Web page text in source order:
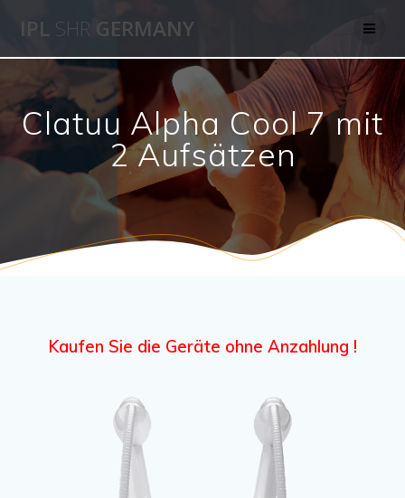
IPL SHR GERMANY
Clatuu Alpha Cool 7 mit
2 Aufsätzen
Kaufen Sie die Geräte ohne Anzahlung !